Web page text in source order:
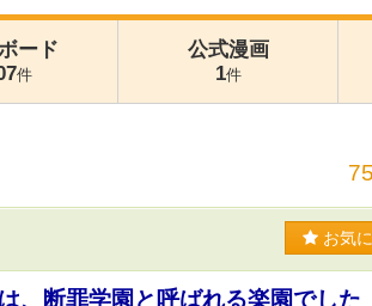
ード
件
公式漫画
1件
75
お気
、断罪学園と呼ばれる楽園でした